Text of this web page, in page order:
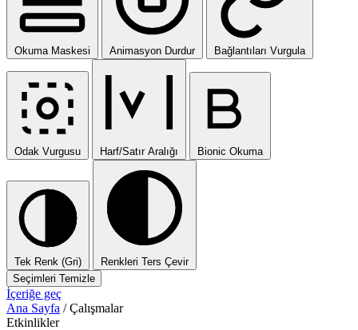
Okuma Maskesi Animasyon Durdur Bağlantıları Vurgula
Odak Vurgusu Harf/Satır Aralığı Bionic Okuma
Tek Renk (Gri)
Renkleri Ters Çevir
Seçimleri Temizle
İçeriğe geç
Ana Sayfa / Çalışmalar
Etkinlikler